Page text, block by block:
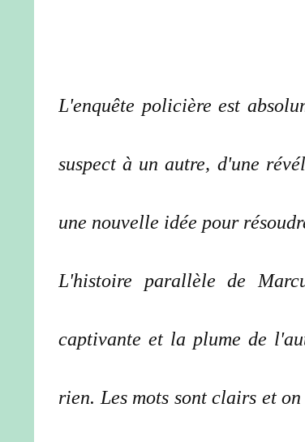
L'enquête policière est
suspect à un autre, d'une
une nouvelle idée pour
L'histoire parallèle de
captivante et la plume de
rien. Les mots sont clairs et